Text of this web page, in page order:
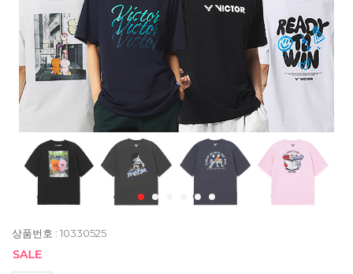
상품번호 : 10330525